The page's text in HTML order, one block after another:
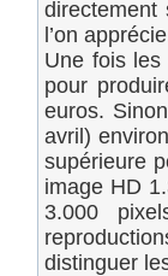
directement
l’on
Une fois
pour
euros.
avril)
supérieure
image HD
3.000
distinguer